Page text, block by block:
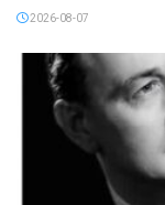
2026-08-07